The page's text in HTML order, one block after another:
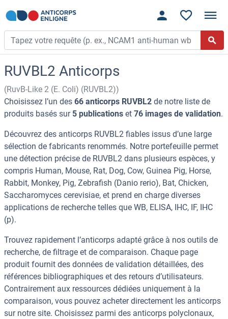
RUVBL2 Anticorps
(RuvB-Like 2 (E. Coli) (RUVBL2))
Choisissez l’un des 66 anticorps RUVBL2 de notre liste de
produits basés sur 5 publications et 76 images de validation.
Découvrez des anticorps RUVBL2 fiables issus d’une large
sélection de fabricants renommés. Notre portefeuille permet
une détection précise de RUVBL2 dans plusieurs espèces, y
compris Human, Mouse, Rat, Dog, Cow, Guinea Pig, Horse,
Rabbit, Monkey, Pig, Zebrafish (Danio rerio), Bat, Chicken,
Saccharomyces cerevisiae, et prend en charge diverses
applications de recherche telles que WB, ELISA, IHC, IF, IHC
(p).
Trouvez rapidement l’anticorps adapté grâce à nos outils de
recherche, de filtrage et de comparaison. Chaque page
produit fournit des données de validation détaillées, des
références bibliographiques et des retours d’utilisateurs.
Contrairement aux ressources dédiées uniquement à la
comparaison, vous pouvez acheter directement les anticorps
sur notre site. Choisissez parmi des anticorps polyclonaux,